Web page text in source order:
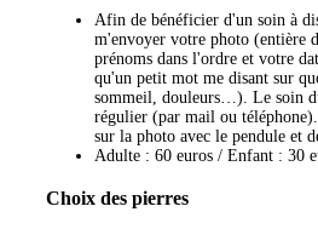
Afin de bénéficier d'un soin à
m'envoyer votre photo (entière
prénoms dans l'ordre et votre
qu'un petit mot me disant sur
sommeil, douleurs…). Le soin
régulier (par mail ou
sur la photo avec le pendule et
Adulte : 60 euros / Enfant : 30
Choix des pierres